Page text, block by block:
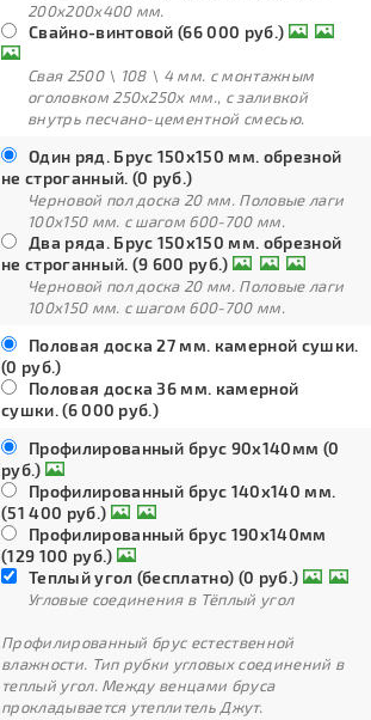
200х200х400 мм.
Свайно-винтовой (66 000 руб.)
Свая 2500 \ 108 \ 4 мм. с монтажным
оголовком 250х250х мм., с заливкой
внутрь песчано-цементной смесью.
Один ряд. Брус 150х150 мм. обрезной
не строганный. (0 руб.)
Черновой пол доска 20 мм. Половые лаги
100х150 мм. с шагом 600-700 мм.
Два ряда. Брус 150х150 мм. обрезной
не строганный. (9 600 руб.)
Черновой пол доска 20 мм. Половые лаги
100х150 мм. с шагом 600-700 мм.
Половая доска 27 мм. камерной сушки.
(0 руб.)
Половая доска 36 мм. камерной
сушки. (6 000 руб.)
Профилированный брус 90х140мм (0
руб.)
Профилированный брус 140х140 мм.
(51 400 руб.)
Профилированный брус 190х140мм
(129 100 руб.)
Теплый угол (бесплатно) (0 руб.)
Угловые соединения в Тёплый угол
Профилированный брус естественной
влажности. Тип рубки угловых соединений в
теплый угол. Между венцами бруса
прокладывается утеплитель Джут.